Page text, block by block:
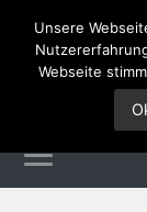
Unsere
Webseite